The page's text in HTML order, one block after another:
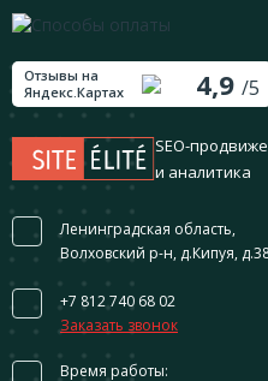
Отзывы на
Яндекс.Картах
4,9 /5
SEO-
и аналитика
Ленинградская область,
Волховский р-н, д.Кипуя,
+7 812 740 68 02
Заказать звонок
Время работы: